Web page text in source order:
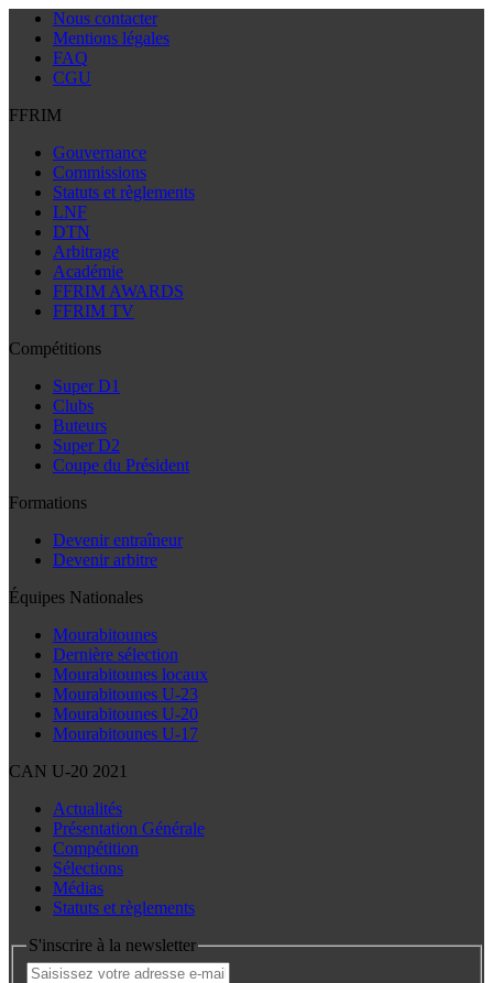
Nous contacter
Mentions légales
FAQ
CGU
FFRIM
Gouvernance
Commissions
Statuts et règlements
LNF
DTN
Arbitrage
Académie
FFRIM AWARDS
FFRIM TV
Compétitions
Super D1
Clubs
Buteurs
Super D2
Coupe du Président
Formations
Devenir entraîneur
Devenir arbitre
Équipes Nationales
Mourabitounes
Dernière sélection
Mourabitounes locaux
Mourabitounes U-23
Mourabitounes U-20
Mourabitounes U-17
CAN U-20 2021
Actualités
Présentation Générale
Compétition
Sélections
Médias
Statuts et règlements
S'inscrire à la newsletter